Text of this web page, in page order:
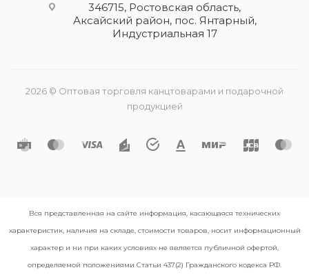
346715, Ростовская область​,
Аксайский район, пос. Янтарный,
Индустриальная 17
2026 © Оптовая торговля канцтоварами и подарочной
продукцией
Вся представленная на сайте информация, касающаяся технических
характеристик, наличия на складе, стоимости товаров, носит информационный
характер и ни при каких условиях не является публичной офертой,
определяемой положениями Статьи 437(2) Гражданского кодекса РФ.